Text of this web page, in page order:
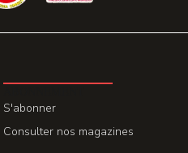
S'abonner
Consulter nos magazines